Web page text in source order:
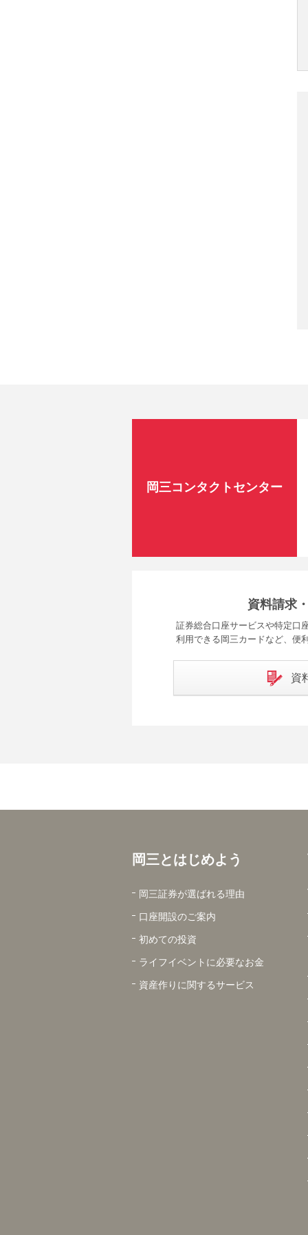
岡三コンタクトセンター
資料請求
証券総合口座サービスや特定口
利用できる岡三カードなど、便
資
岡三とはじめよう
岡三証券が選ばれる理由
口座開設のご案内
初めての投資
ライフイベントに必要なお金
資産作りに関するサービス